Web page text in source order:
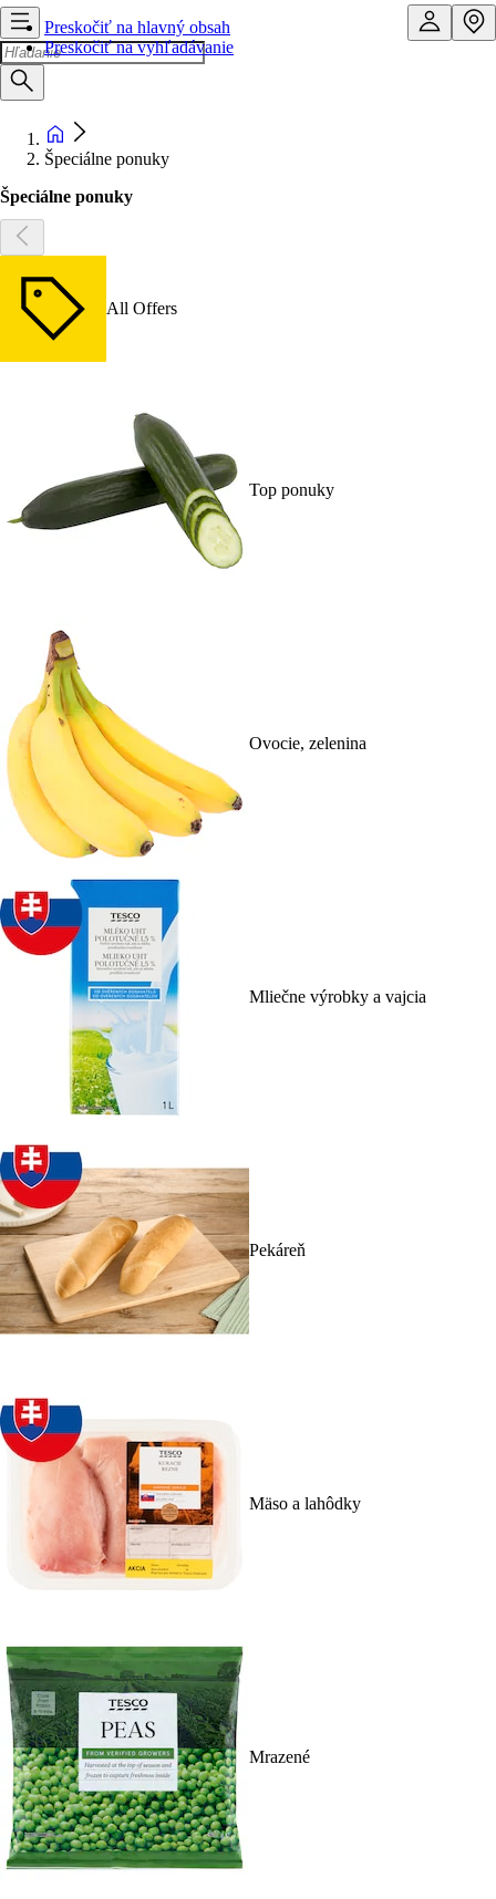
Preskočiť na hlavný obsah
Preskočiť na vyhľadávanie
Špeciálne ponuky
Špeciálne ponuky
All Offers
Top ponuky
Ovocie, zelenina
Mliečne výrobky a vajcia
Pekáreň
Mäso a lahôdky
Mrazené